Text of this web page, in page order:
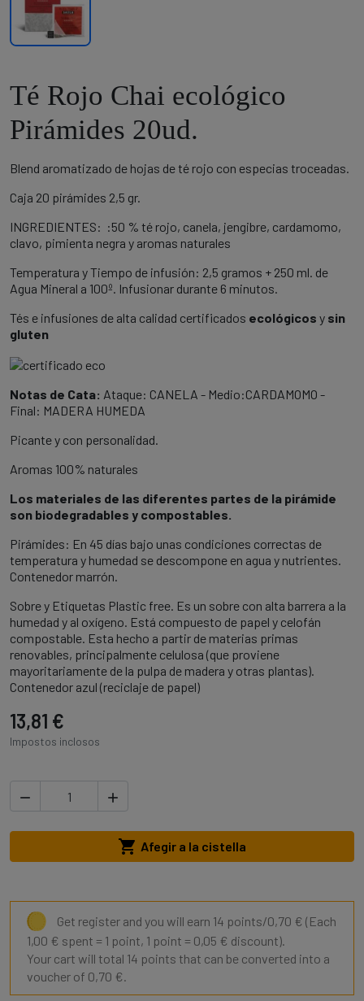
Té Rojo Chai ecológico
Pirámides 20ud.
Blend aromatizado de hojas de té rojo con especias troceadas.
Caja 20 pirámides 2,5 gr.
INGREDIENTES: :50 % té rojo, canela, jengibre, cardamomo,
clavo, pimienta negra y aromas naturales
Temperatura y Tiempo de infusión: 2,5 gramos + 250 ml. de
Agua Mineral a 100º. Infusionar durante 6 minutos.
Tés e infusiones de alta calidad certificados ecológicos y sin
gluten
Notas de Cata: Ataque: CANELA - Medio:CARDAMOMO -
Final: MADERA HUMEDA
Picante y con personalidad.
Aromas 100% naturales
Los materiales de las diferentes partes de la pirámide
son biodegradables y compostables.
Pirámides: En 45 días bajo unas condiciones correctas de
temperatura y humedad se descompone en agua y nutrientes.
Contenedor marrón.
Sobre y Etiquetas Plastic free. Es un sobre con alta barrera a la
humedad y al oxígeno. Está compuesto de papel y celofán
compostable. Esta hecho a partir de materias primas
renovables, principalmente celulosa (que proviene
mayoritariamente de la pulpa de madera y otras plantas).
Contenedor azul (reciclaje de papel)
13,81 €
Impostos inclosos
 
 Afegir a la cistella
Get register and you will earn 14 points/0,70 € (Each
1,00 € spent = 1 point, 1 point = 0,05 € discount).
Your cart will total 14 points that can be converted into a
voucher of 0,70 €.